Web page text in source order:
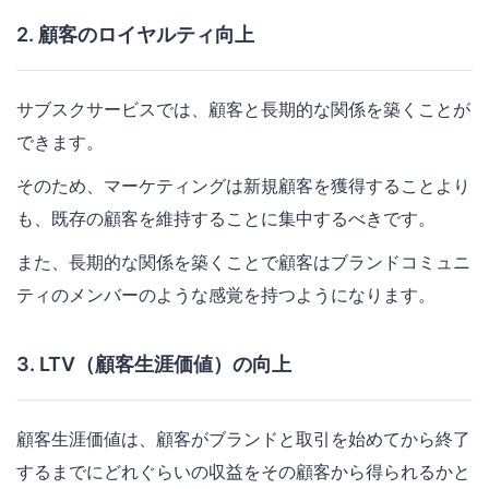
2. 顧客のロイヤルティ向上
サブスクサービスでは、顧客と長期的な関係を築くことが
できます。
そのため、マーケティングは新規顧客を獲得することより
も、既存の顧客を維持することに集中するべきです。
また、長期的な関係を築くことで顧客はブランドコミュニ
ティのメンバーのような感覚を持つようになります。
3. LTV（顧客生涯価値）の向上
顧客生涯価値は、顧客がブランドと取引を始めてから終了
するまでにどれぐらいの収益をその顧客から得られるかと